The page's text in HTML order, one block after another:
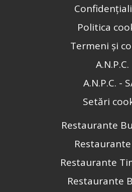
Politica
Termeni și
A.N.P.C.
A.N.P.C. -
Setări
Restaurante
Restaurante
Restaurante